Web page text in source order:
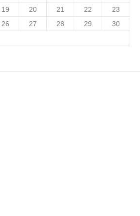
19 20 21 22
23
26 27 28 29
30